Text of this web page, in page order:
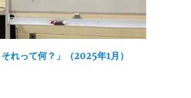
れって何？」（2025年1月）